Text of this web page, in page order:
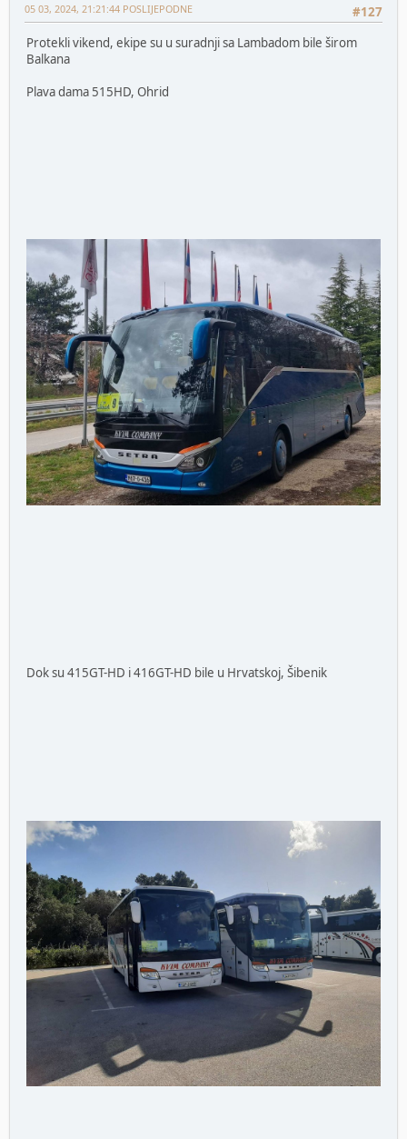
#127
05 03, 2024, 21:21:44 POSLIJEPODNE
Protekli vikend, ekipe su u suradnji sa Lambadom bile širom
Balkana
Plava dama 515HD, Ohrid
Dok su 415GT-HD i 416GT-HD bile u Hrvatskoj, Šibenik